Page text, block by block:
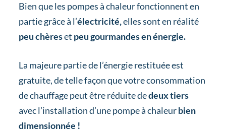
Bien que les pompes à chaleur fonctionnent en
partie grâce à l’électricité,elles sont en réalité
peu chèreset peu gourmandes en énergie.
La majeure partie de l’énergie restituée est
gratuite, de telle façon que votre consommation
de chauffage peut être réduite dedeux tiers
avec l’installation d’une pompe à chaleurbien
dimensionnée !